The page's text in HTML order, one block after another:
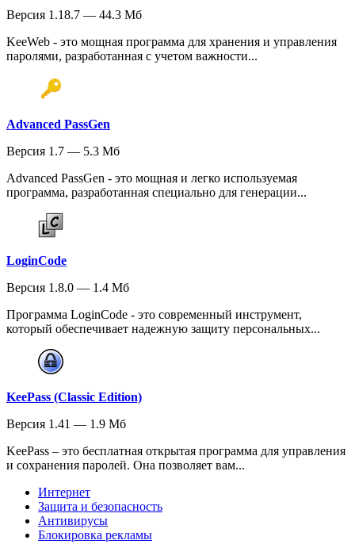
Версия 1.18.7 — 44.3 Мб
KeeWeb - это мощная программа для хранения и управления
паролями, разработанная с учетом важности...
Advanced PassGen
Версия 1.7 — 5.3 Мб
Advanced PassGen - это мощная и легко используемая
программа, разработанная специально для генерации...
LoginCode
Версия 1.8.0 — 1.4 Мб
Программа LoginCode - это современный инструмент,
который обеспечивает надежную защиту персональных...
KeePass (Classic Edition)
Версия 1.41 — 1.9 Мб
KeePass – это бесплатная открытая программа для управления
и сохранения паролей. Она позволяет вам...
Интернет
Защита и безопасность
Антивирусы
Блокировка рекламы